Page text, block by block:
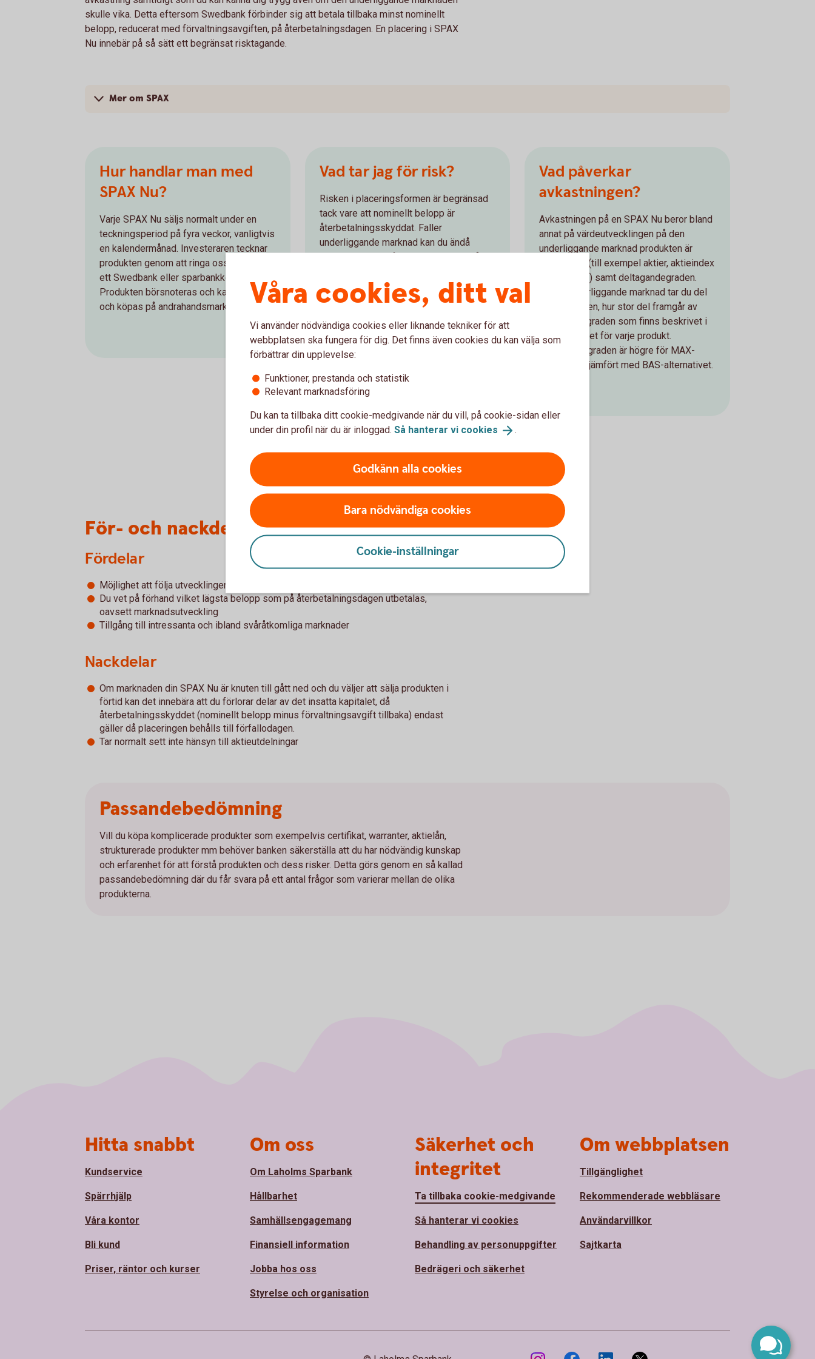
skulle vika. Detta eftersom Swedbank förbinder sig att betala tillbaka minst nominellt
belopp, reducerat med förvaltningsavgiften, på återbetalningsdagen. En placering i SPAX
Nu innebär på så sätt ett begränsat risktagande.
Mer om SPAX
Hur handlar man med
SPAX Nu?
Varje SPAX Nu säljs normalt under en
teckningsperiod på fyra veckor, vanligtvis
en kalendermånad. Investeraren tecknar
produkten genom att ringa oss eller på
ett Swedbank eller sparbankkontor.
Produkten börsnoteras och kan säljas
och köpas på andrahandsmarknaden.
Vad tar jag för risk?
Risken i placeringsformen är begränsad
tack vare att nominellt belopp är
återbetalningsskyddat. Faller
underliggande marknad kan du ändå
känna dig trygg eftersom Swedbank åtar
minst nominellt belopp reducerat med
förvaltningsavgiften som är maximalt
Nu MAX är inte kapitalskyddad och kan
helt eller delvis gå förlorad om
underliggande marknad faller. SPAX Nu
omfattas inte av den statliga
insättningsgarantin vilket innebär att om
hela eller delar av beloppet gå förlorat.
Vad påverkar
avkastningen?
Avkastningen på en SPAX Nu beror bland
annat på värdeutvecklingen på den
underliggande marknad produkten är
kopplad till (till exempel aktier, aktieindex
eller råvaror) samt deltagandegraden.
Stiger underliggande marknad tar du del
av uppgången, hur stor del framgår av
deltagandegraden som finns beskrivet i
produktbladet för varje produkt.
Deltagandegraden är högre för MAX-
alternativet jämfört med BAS-alternativet.
För- och nackdelar med SPAX Nu
Fördelar
Möjlighet att följa utvecklingen för en tillgång till en begränsad risk
Du vet på förhand vilket lägsta belopp som på återbetalningsdagen utbetalas,
oavsett marknadsutveckling
Tillgång till intressanta och ibland svåråtkomliga marknader
Nackdelar
Om marknaden din SPAX Nu är knuten till gått ned och du väljer att sälja produkten i
förtid kan det innebära att du förlorar delar av det insatta kapitalet, då
återbetalningsskyddet (nominellt belopp minus förvaltningsavgift tillbaka) endast
gäller då placeringen behålls till förfallodagen.
Tar normalt sett inte hänsyn till aktieutdelningar
Passandebedömning
Vill du köpa komplicerade produkter som exempelvis certifikat, warranter, aktielån,
strukturerade produkter mm behöver banken säkerställa att du har nödvändig kunskap
och erfarenhet för att förstå produkten och dess risker. Detta görs genom en så kallad
passandebedömning där du får svara på ett antal frågor som varierar mellan de olika
produkterna.
Våra cookies, ditt val
Vi använder nödvändiga cookies eller liknande tekniker för att
webbplatsen ska fungera för dig. Det finns även cookies du kan välja som
förbättrar din upplevelse:
Funktioner, prestanda och statistik
Relevant marknadsföring
Du kan ta tillbaka ditt cookie-medgivande när du vill, på cookie-sidan eller
under din profil när du är inloggad. Så hanterar vi cookies .
Godkänn alla cookies
Bara nödvändiga cookies
Cookie-inställningar
Hitta snabbt
Kundservice
Spärrhjälp
Våra kontor
Bli kund
Priser, räntor och kurser
Om oss
Om Laholms Sparbank
Hållbarhet
Samhällsengagemang
Finansiell information
Jobba hos oss
Styrelse och organisation
Säkerhet och
integritet
Ta tillbaka cookie-medgivande
Så hanterar vi cookies
Behandling av personuppgifter
Bedrägeri och säkerhet
Om webbplatsen
Tillgänglighet
Rekommenderade webbläsare
Användarvillkor
Sajtkarta